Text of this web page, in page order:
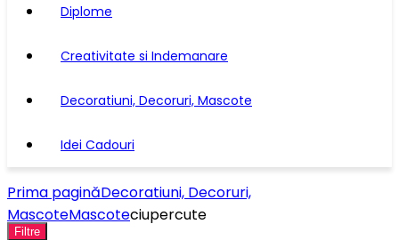
Diplome
Creativitate si Indemanare
Decoratiuni, Decoruri, Mascote
Idei Cadouri
Prima paginăDecoratiuni, Decoruri,
MascoteMascoteciupercute
Filtre